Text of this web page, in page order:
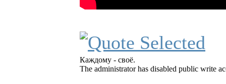
Каждому - своё.
The administrator has disabled public write